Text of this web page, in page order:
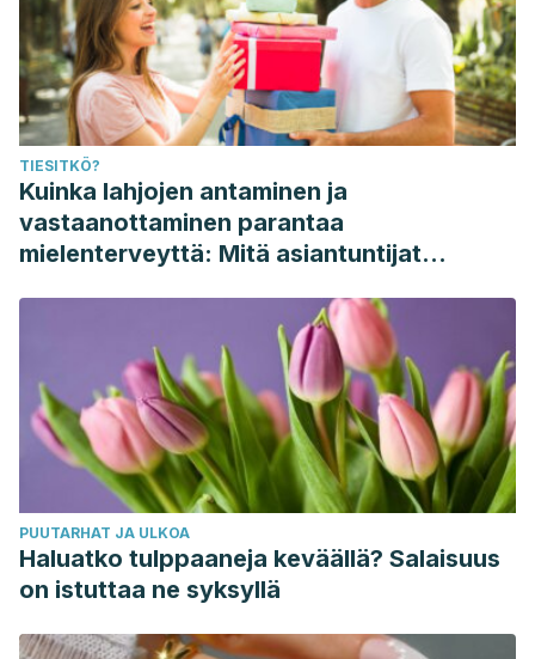
TIESITKÖ?
Kuinka lahjojen antaminen ja
vastaanottaminen parantaa
mielenterveyttä: Mitä asiantuntijat
PUUTARHAT JA ULKOA
Haluatko tulppaaneja keväällä? Salaisuus
on istuttaa ne syksyllä